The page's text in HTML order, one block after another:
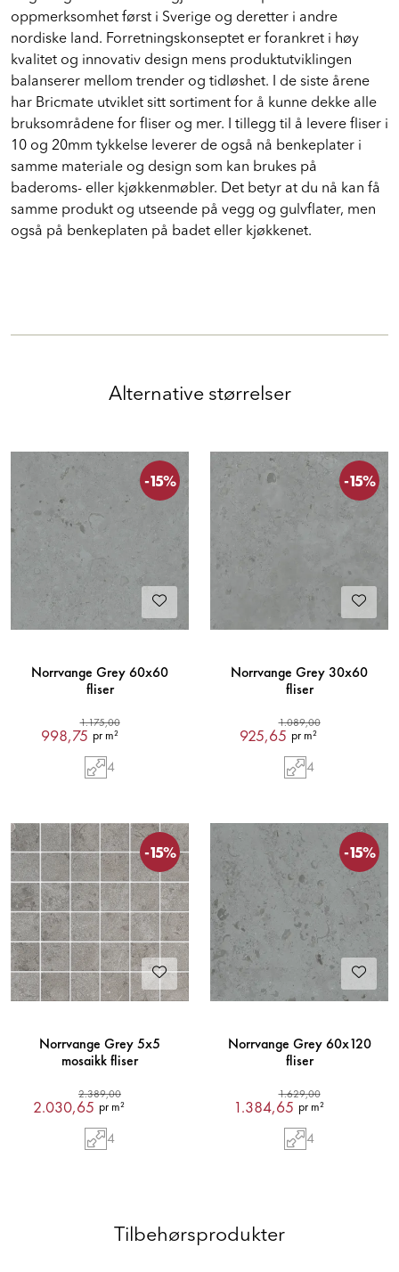
oppmerksomhet først i Sverige og deretter i andre
nordiske land. Forretningskonseptet er forankret i høy
kvalitet og innovativ design mens produktutviklingen
balanserer mellom trender og tidløshet. I de siste årene
har Bricmate utviklet sitt sortiment for å kunne dekke alle
bruksområdene for fliser og mer. I tillegg til å levere fliser i
10 og 20mm tykkelse leverer de også nå benkeplater i
samme materiale og design som kan brukes på
baderoms- eller kjøkkenmøbler. Det betyr at du nå kan få
samme produkt og utseende på vegg og gulvflater, men
også på benkeplaten på badet eller kjøkkenet.
Alternative størrelser
-15%
Norrvange Grey 60x60
fliser
1.175,00
998,75 pr m²
4
-15%
Norrvange Grey 30x60
fliser
1.089,00
925,65 pr m²
4
-15%
Norrvange Grey 5x5
mosaikk fliser
2.389,00
2.030,65 pr m²
4
-15%
Norrvange Grey 60x120
fliser
1.629,00
1.384,65 pr m²
4
Tilbehørsprodukter